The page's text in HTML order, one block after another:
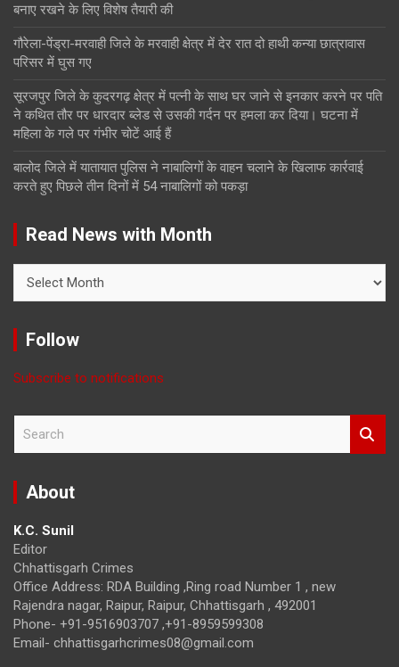
बनाए रखने के लिए विशेष तैयारी की
गौरेला-पेंड्रा-मरवाही जिले के मरवाही क्षेत्र में देर रात दो हाथी कन्या छात्रावास
परिसर में घुस गए
सूरजपुर जिले के कुदरगढ़ क्षेत्र में पत्नी के साथ घर जाने से इनकार करने पर पति
ने कथित तौर पर धारदार ब्लेड से उसकी गर्दन पर हमला कर दिया। घटना में
महिला के गले पर गंभीर चोटें आई हैं
बालोद जिले में यातायात पुलिस ने नाबालिगों के वाहन चलाने के खिलाफ कार्रवाई
करते हुए पिछले तीन दिनों में 54 नाबालिगों को पकड़ा
Read News with Month
News
Month
Follow
Subscribe to notifications
r
About
K.C. Sunil
Editor
Chhattisgarh Crimes
Office Address: RDA Building ,Ring road Number 1 , new
Rajendra nagar, Raipur, Raipur, Chhattisgarh , 492001
Phone- +91-9516903707 ,+91-8959599308
Email- chhattisgarhcrimes08@gmail.com